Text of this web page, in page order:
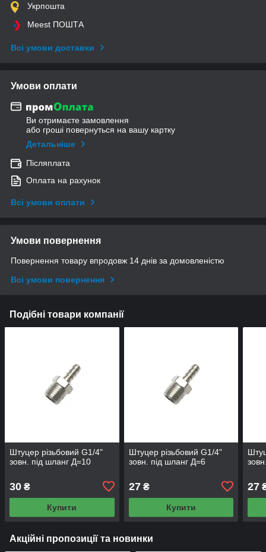
Укрпошта
Meest ПОШТА
Всі умови доставки
Умови оплати
Ви отримаєте замовлення
або гроші повернуться на вашу картку
Детальніше
Післяплата
Оплата на рахунок
Всі умови оплати
Умови повернення
Повернення товару впродовж 14 днів за домовленістю
Всі умови повернення
Подібні товари компанії
Штуцер різьбовий G1/4"
зовн. під шланг Д=10
30 ₴
Купити
Штуцер різьбовий G1/4"
зовн. під шланг Д=6
27₴
Купити
27
Акційні пропозиції та новинки